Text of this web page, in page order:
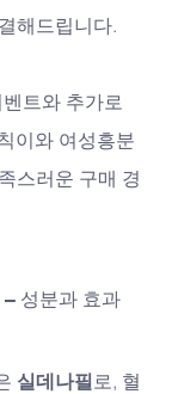
해드립니다.
트와 추가로
이와 여성흥분
스러운 구매 경
성분과 효과
실데나필 로, 혈